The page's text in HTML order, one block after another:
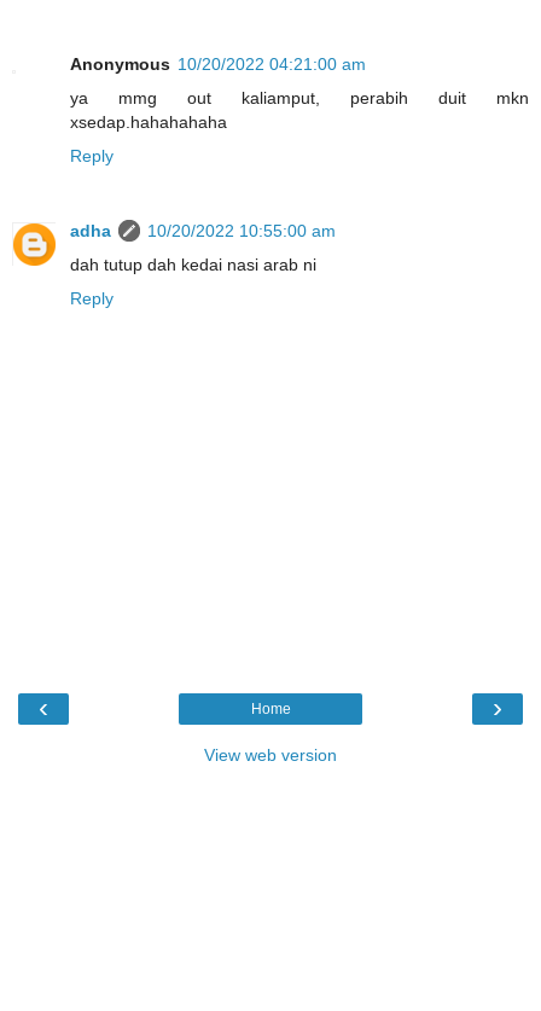
Anonymous 10/20/2022 04:21:00 am
ya mmg out kaliamput, perabih duit mkn
xsedap.hahahahaha
Reply
adha
10/20/2022 10:55:00 am
dah tutup dah kedai nasi arab ni
Reply
‹ ›
Home
View web version